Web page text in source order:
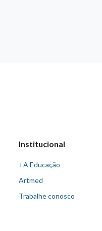
Institucional
+A Educação
Artmed
Trabalhe conosco